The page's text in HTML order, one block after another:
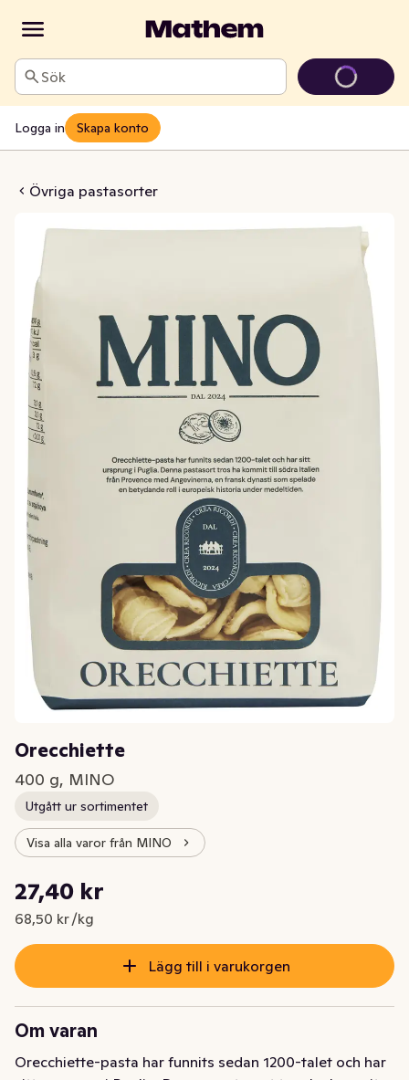
Sök
Logga in Skapa konto
Övriga pastasorter
Orecchiette
400 g, MINO
Utgått ur sortimentet
Visa alla varor från MINO
Nuvarande pris är: 27,40 kr
27,40 kr
68,50 kr /kg
Styckpris: 68,50 kr /kg
Lägg till i varukorgen
Om varan
Orecchiette-pasta har funnits sedan 1200-talet och har